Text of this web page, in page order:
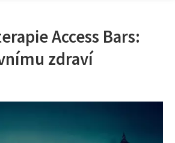
Access Bars:
zdraví